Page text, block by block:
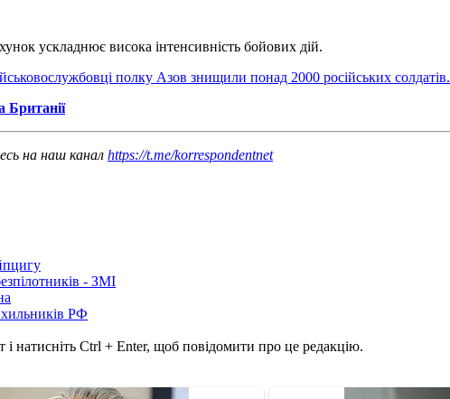
ускладнює висока інтенсивність бойових дій.
полку Азов знищили понад 2000 російських солдатів.
Британії
на наш канал https://t.me/korrespondentnet
- ЗМІ
РФ
натисніть Ctrl + Enter, щоб повідомити про це редакцію.